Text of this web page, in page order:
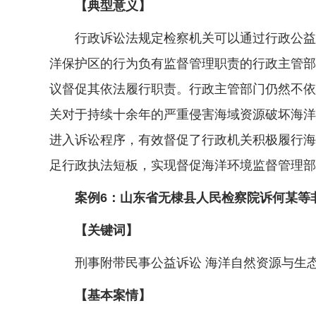
【典型意义】
行政诉讼法规定检察机关可以通过行政公益
洋保护区的行为负有监督管理职责的行政主管
议督促其依法履行职责。行政主管部门仍然不
关对于持续十余年的严重侵害海域资源破坏海
进入诉讼程序，有效督促了行政机关积极履行
足行政执法短板，实现督促海洋环境监督管理
案例6：山东省无棣县人民检察院诉何某等
【关键词】
刑事附带民事公益诉讼 海洋自然资源与生
【基本案情】